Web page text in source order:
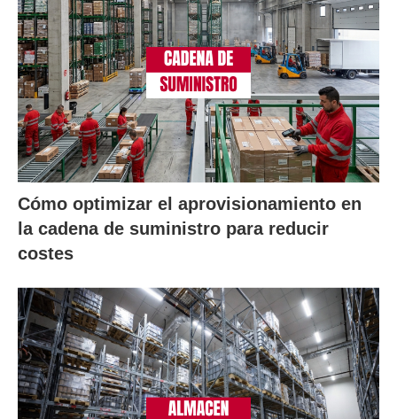
Cómo optimizar el aprovisionamiento en
la cadena de suministro para reducir
costes